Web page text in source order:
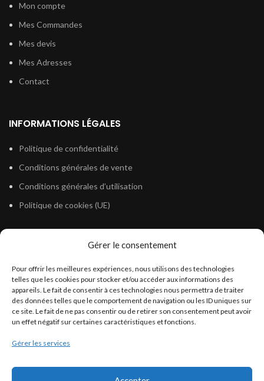
Gérer le consentement
Pour offrir les meilleures expériences, nous utilisons des technologies
telles que les cookies pour stocker et/ou accéder aux informations des
appareils. Le fait de consentir à ces technologies nous permettra de traiter
des données telles que le comportement de navigation ou les ID uniques sur
ce site. Le fait de ne pas consentir ou de retirer son consentement peut avoir
un effet négatif sur certaines caractéristiques et fonctions.
Gérer les services
Mon compte
Mes Commandes
Mes devis
Mes Adresses
Contact
INFORMATIONS LÉGALES
Politique de confidentialité
Conditions générales de vente
Conditions générales d’utilisation
Politique de cookies (UE)
Législation Gasoil Fioul GNR
Législation Essence
Législation Adblue
Législation Eau
Législation Lubrifiant
Législation Phytosanitaire